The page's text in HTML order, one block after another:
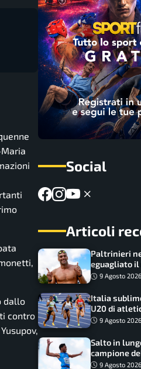
dallo
contro
Social
Articoli
Paltrinieri
eguagliato il
medaglie di
9 Agosto 2026
Italia
U20 di
dietro solo
9 Agosto 2026
Salto in
campione
basta un
9 Agosto 2026